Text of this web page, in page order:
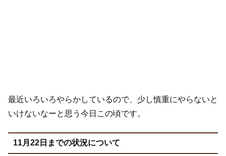
最近いろいろやらかしているので、少し慎重にやらないと
いけないなーと思う今日この頃です。
11月22日までの状況について